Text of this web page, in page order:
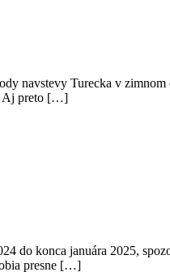
navstevy Turecka v
Aj preto […]
do konca januára 2025,
presne […]